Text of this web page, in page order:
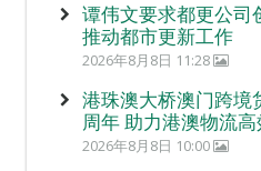
谭伟文要求都更公司
推动都市更新工作
2026年8月8日 11:28
港珠澳大桥澳门跨境
周年 助力港澳物流
2026年8月8日 10:00